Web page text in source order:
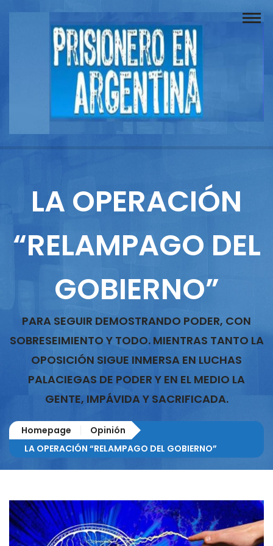
Buscador
Documentos
Reportajes
Columnistas
LA OPERACIÓN
“RELAMPAGO DEL
GOBIERNO”
PARA SEGUIR DEMOSTRANDO PODER, CON
SOBRESEIMIENTO Y TODO. MIENTRAS TANTO LA
OPOSICIÓN SIGUE INMERSA EN LUCHAS
PALACIEGAS DE PODER Y EN EL MEDIO LA
GENTE, IMPÁVIDA Y SACRIFICADA.
Homepage
Opinión
LA OPERACIÓN “RELAMPAGO DEL GOBIERNO”